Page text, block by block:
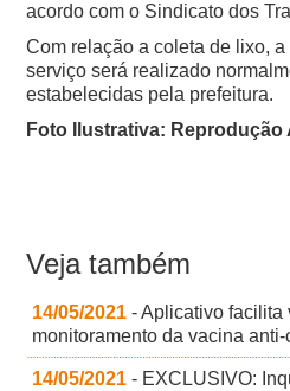
acordo com o Sindicato dos
Com relação a coleta de lixo,
serviço será realizado
estabelecidas pela prefeitura.
Foto Ilustrativa: Reprodução
Veja também
14/05/2021 - Aplicativo facilita
monitoramento da vacina anti-
14/05/2021 - EXCLUSIVO: